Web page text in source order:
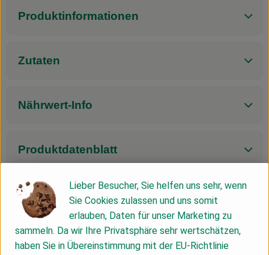
Produktinformationen
Zutaten
Nährwert-Info
Produktdatenblatt
Herkunft
Hersteller: Allos
Lieber Besucher, Sie helfen uns sehr, wenn
Sie Cookies zulassen und uns somit
erlauben, Daten für unser Marketing zu
sammeln. Da wir Ihre Privatsphäre sehr wertschätzen,
haben Sie in Übereinstimmung mit der EU-Richtlinie